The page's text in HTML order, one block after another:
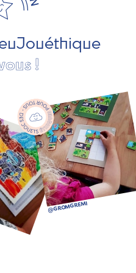
des jeux de plein air, ... et
!